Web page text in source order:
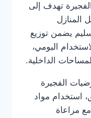
تهدف إلى
المنازل
يضمن توزيع
اليومي،
الداخلية.
الفجيرة
استخدام مواد
مراعاة